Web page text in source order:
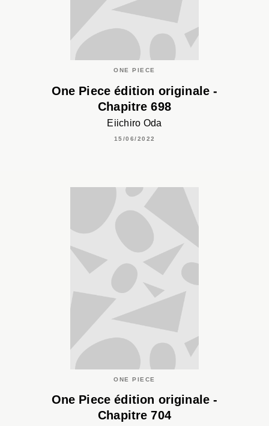
ONE PIECE
One Piece édition originale -
Chapitre 698
Eiichiro Oda
15/06/2022
ONE PIECE
One Piece édition originale -
Chapitre 704